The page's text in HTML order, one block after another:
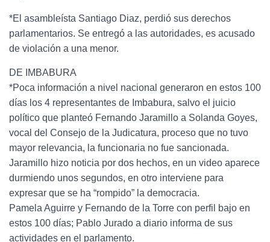
*El asambleísta Santiago Diaz, perdió sus derechos
parlamentarios. Se entregó a las autoridades, es acusado
de violación a una menor.
DE IMBABURA
*Poca información a nivel nacional generaron en estos 100
días los 4 representantes de Imbabura, salvo el juicio
político que planteó Fernando Jaramillo a Solanda Goyes,
vocal del Consejo de la Judicatura, proceso que no tuvo
mayor relevancia, la funcionaria no fue sancionada.
Jaramillo hizo noticia por dos hechos, en un video aparece
durmiendo unos segundos, en otro interviene para
expresar que se ha “rompido” la democracia.
Pamela Aguirre y Fernando de la Torre con perfil bajo en
estos 100 días; Pablo Jurado a diario informa de sus
actividades en el parlamento.